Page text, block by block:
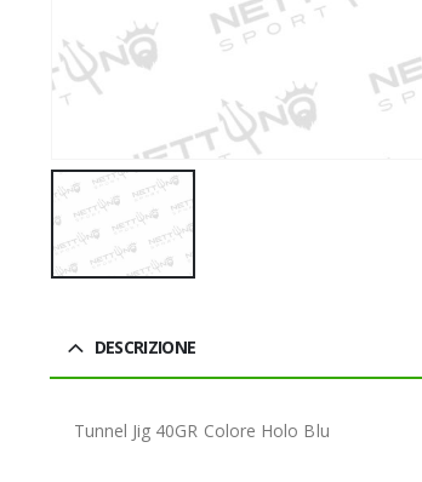
DESCRIZIONE
Tunnel Jig 40GR Colore Holo Blu